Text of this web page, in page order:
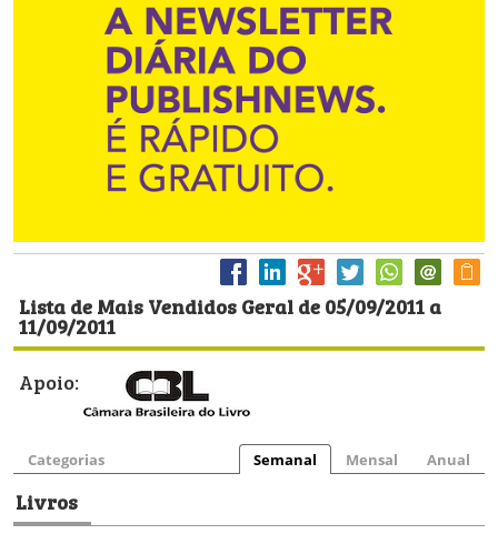
Lista de Mais Vendidos Geral de 05/09/2011 a
11/09/2011
Apoio:
Categorias Semanal Mensal Anual
Livros